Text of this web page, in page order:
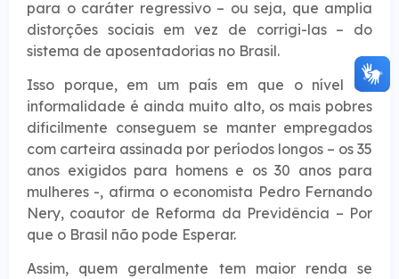
para o caráter regressivo – ou seja, que amplia
distorções sociais em vez de corrigi-las – do
sistema de aposentadorias no Brasil.
Isso porque, em um país em que o nível de
informalidade é ainda muito alto, os mais pobres
dificilmente conseguem se manter empregados
com carteira assinada por períodos longos – os 35
anos exigidos para homens e os 30 anos para
mulheres -, afirma o economista Pedro Fernando
Nery, coautor de Reforma da Previdência – Por
que o Brasil não pode Esperar.
Assim, quem geralmente tem maior renda se